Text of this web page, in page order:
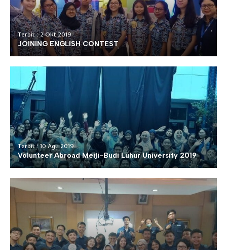
Terbit : 2 Okt 2019
JOINING ENGLISH CONTEST
Terbit : 10 Agu 2019
Volunteer Abroad Meiji-Budi Luhur University 2019